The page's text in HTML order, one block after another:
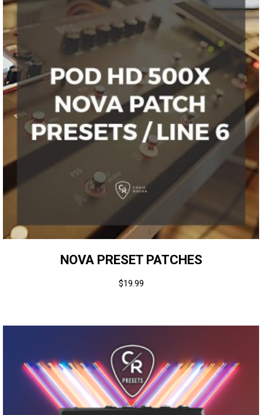
NOVA PRESET PATCHES
$19.99